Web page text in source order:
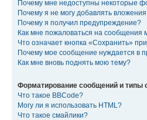
Почему мне недоступны некоторые
Почему я не могу добавлять
Почему я получил предупреждение?
Как мне пожаловаться на сообщения
Что означает кнопка «Сохранить»
Почему мое сообщение нуждается в
Как мне вновь поднять мою тему?
Форматирование сообщений и типы
Что такое BBCode?
Могу ли я использовать HTML?
Что такое смайлики?